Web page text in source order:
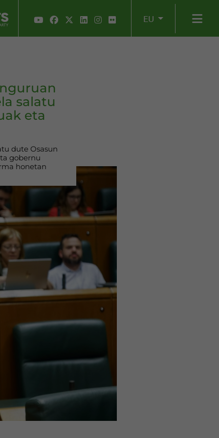
EU
salatu
eta
dute Osasun
gobernu
honetan